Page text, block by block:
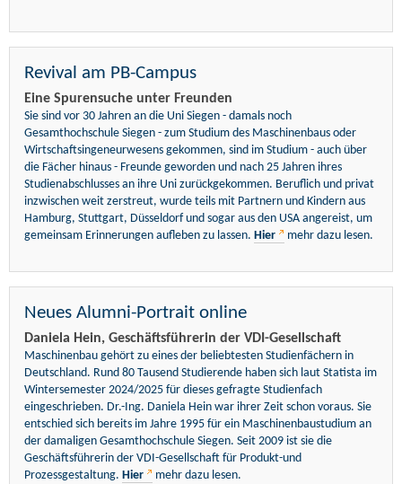
Revival am PB-Campus
Eine Spurensuche unter Freunden
Sie sind vor 30 Jahren an die Uni Siegen - damals noch
Gesamthochschule Siegen - zum Studium des Maschinenbaus oder
Wirtschaftsingeneurwesens gekommen, sind im Studium - auch über
die Fächer hinaus - Freunde geworden und nach 25 Jahren ihres
Studienabschlusses an ihre Uni zurückgekommen. Beruflich und privat
inzwischen weit zerstreut, wurde teils mit Partnern und Kindern aus
Hamburg, Stuttgart, Düsseldorf und sogar aus den USA angereist, um
gemeinsam Erinnerungen aufleben zu lassen. Hier mehr dazu lesen.
Neues Alumni-Portrait online
Daniela Hein, Geschäftsführerin der VDI-Gesellschaft
Maschinenbau gehört zu eines der beliebtesten Studienfächern in
Deutschland. Rund 80 Tausend Studierende haben sich laut Statista im
Wintersemester 2024/2025 für dieses gefragte Studienfach
eingeschrieben. Dr.-Ing. Daniela Hein war ihrer Zeit schon voraus. Sie
entschied sich bereits im Jahre 1995 für ein Maschinenbaustudium an
der damaligen Gesamthochschule Siegen. Seit 2009 ist sie die
Geschäftsführerin der VDI-Gesellschaft für Produkt-und
Prozessgestaltung. Hier mehr dazu lesen.